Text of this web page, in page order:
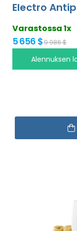
Electro
Varastossa 1x
5 656 $9 986 $
Alennuksen